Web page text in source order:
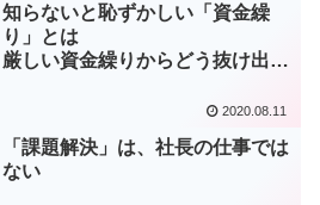
知らないと恥ずかしい「資金繰
り」とは
厳しい資金繰りからどう抜け出
2020.08.11
「課題解決」は、社長の仕事では
ない